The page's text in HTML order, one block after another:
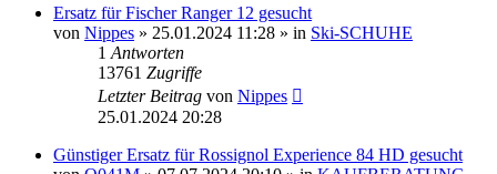
Ersatz für Fischer Ranger 12 gesucht
von Nippes » 25.01.2024 11:28 » in Ski-SCHUHE
1 Antworten
13761 Zugriffe
Letzter Beitrag von Nippes
25.01.2024 20:28
Günstiger Ersatz für Rossignol Experience 84 HD gesucht